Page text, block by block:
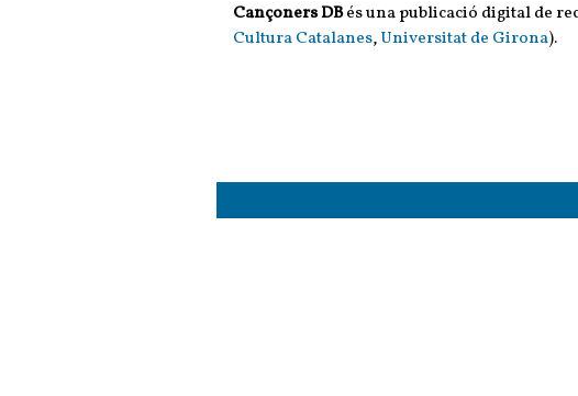
Cançoners DBés una publicació digital de
Cultura Catalanes,Universitat de Girona).